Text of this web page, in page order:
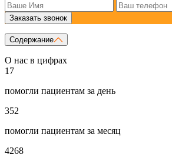
Заказать звонок
Содержание
О нас в цифрах
17
помогли пациентам за день
352
помогли пациентам за месяц
4268